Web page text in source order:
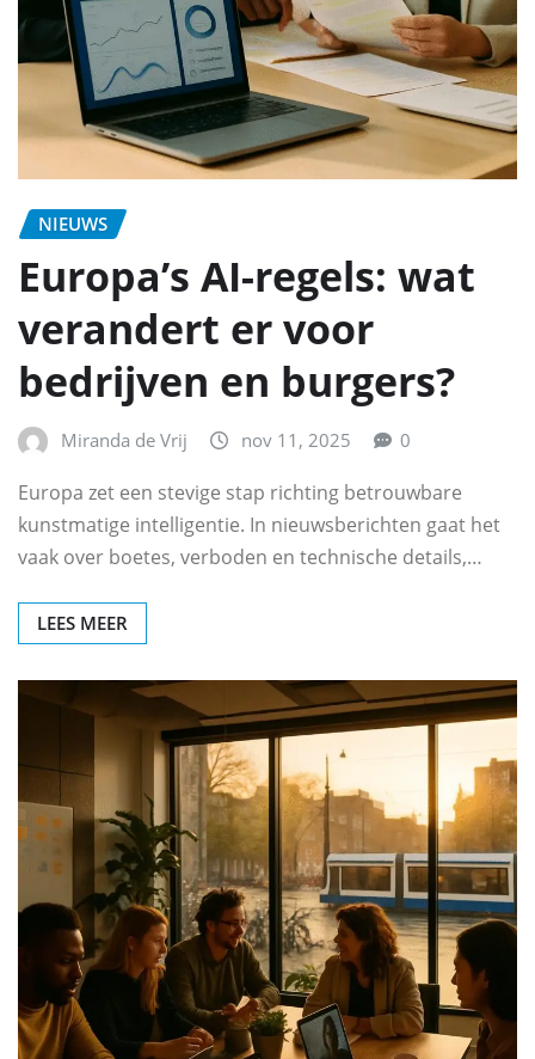
NIEUWS
Europa’s AI-regels: wat
verandert er voor
bedrijven en burgers?
Miranda de Vrij nov 11, 2025 0
Europa zet een stevige stap richting betrouwbare
kunstmatige intelligentie. In nieuwsberichten gaat het
vaak over boetes, verboden en technische details,…
LEES MEER